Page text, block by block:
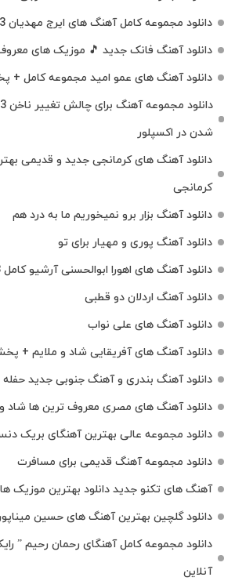
دانلود مجموعه کامل آهنگ های ایرج مهدیان MP3 جدید قدیم
دانلود آهنگ فانک جدید 🎵 موزیک‌ های
دانلود آهنگ های عمو امید مجموعه کامل +
شدن در اکسپلور
دانلود آهنگ‌ های کرمانجی جدید و قدیمی
کرمانجی
دانلود آهنگ بزار برو نمیخوریم ما به درد هم
دانلود آهنگ پوری و مهیار برای تو
دانلود آهنگ های اهورا ابوالحسنی آرشیو کامل Mp3 اصلی
دانلود آهنگ اردلان دو قطبی
دانلود آهنگ های علی نواب
دانلود آهنگ های آفریقایی شاد و ملایم +
دانلود آهنگ بندری و آهنگ جنوبی جدید
دانلود آهنگ های مصری معروف ترین ها شاد
دانلود مجموعه عالی بهترین آهنگای بریک
دانلود مجموعه آهنگ قدیمی برای مسافرت
آهنگ های تکنو جدید دانلود بهترین موزیک
دانلود گلچین بهترین آهنگ های حسین
دانلود مجموعه کامل آهنگای رحمان رحیم ”
آنلاین